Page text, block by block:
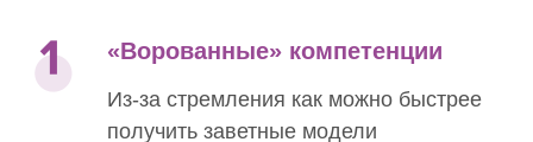
«Ворованные» компетенции
Из-за стремления как можно быстрее
получить заветные модели